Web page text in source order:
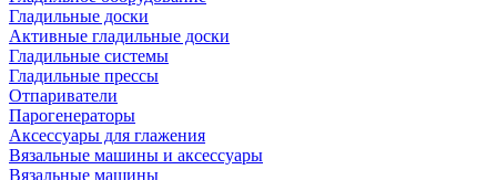
Гладильные доски
Активные гладильные доски
Гладильные системы
Гладильные прессы
Отпариватели
Парогенераторы
Аксессуары для глажения
Вязальные машины и аксессуары
Вязальные машины